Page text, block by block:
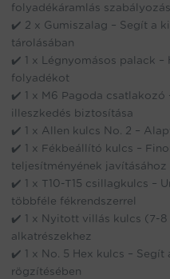
folyadékáramlás
✔️ 2 x Gumiszalag – Segít a
tárolásában
✔️ 1 x Légnyomásos palack
folyadékot
✔️ 1 x M6 Pagoda csatlakozó
illeszkedés biztosítása
✔️ 1 x Allen kulcs No. 2 –
✔️ 1 x Fékbeállító kulcs –
teljesítményének javításához
✔️ 1 x T10-T15 csillagkulcs –
többféle fékrendszerrel
✔️ 1 x Nyitott villás kulcs (7-
alkatrészekhez
✔️ 1 x No. 5 Hex kulcs –
rögzítésében